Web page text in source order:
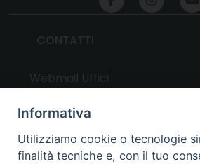
UTILITY
Informativa
Utilizziamo cookie o tecnologie
finalità tecniche e, con il tuo